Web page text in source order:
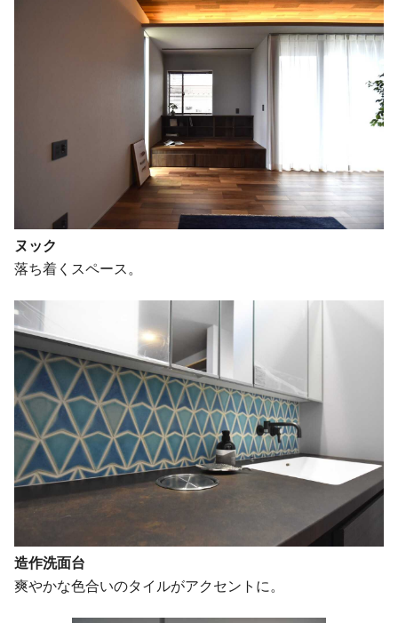
ヌック
落ち着くスペース。
造作洗面台
爽やかな色合いのタイルがアクセントに。